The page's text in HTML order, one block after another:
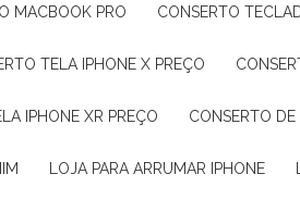
MACBOOK PRO CONSERTO
TELA IPHONE X PREÇO
IPHONE XR PREÇO CONSERTO
LOJA PARA ARRUMAR IPHONE